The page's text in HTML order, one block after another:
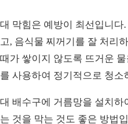
막힘은 예방이 최선입니
, 음식물 찌꺼기를 잘 처리
가 쌓이지 않도록 뜨거운
사용하여 정기적으로 청소
배수구에 거름망을 설치
것을 막는 것도 좋은 방법